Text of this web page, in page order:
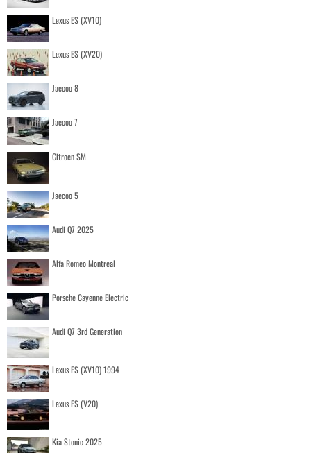
Lexus ES (XV10)
Lexus ES (XV20)
Jaecoo 8
Jaecoo 7
Citroen SM
Jaecoo 5
Audi Q7 2025
Alfa Romeo Montreal
Porsche Cayenne Electric
Audi Q7 3rd Generation
Lexus ES (XV10) 1994
Lexus ES (V20)
Kia Stonic 2025